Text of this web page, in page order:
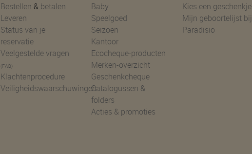
Bestellen & betalen
Leveren
Status van je
reservatie
Veelgestelde vragen
(FAQ)
Klachtenprocedure
Veiligheidswaarschuwingen
Baby
Speelgoed
Seizoen
Kantoor
Ecocheque-producten
Merken-overzicht
Geschenkcheque
Catalogussen &
folders
Acties & promoties
Kies een geschenkje
Mijn geboortelijst bij
Paradisio